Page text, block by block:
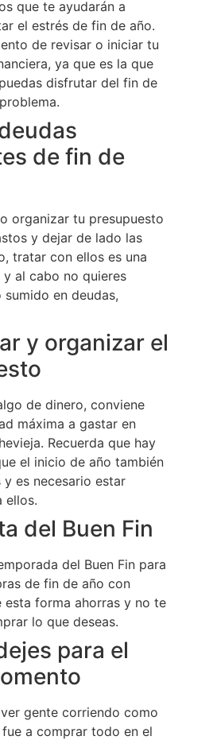
que te ayudarán a
el estrés de fin de año.
de revisar o iniciar tu
ya que es la que
disfrutar del fin de
de fin de
organizar tu presupuesto
y dejar de lado las
tratar con ellos es una
al cabo no quieres
en deudas,
y organizar el
de dinero, conviene
máxima a gastar en
Recuerda que hay
el inicio de año también
es necesario estar
ellos.
del Buen Fin
del Buen Fin para
de fin de año con
esta forma ahorras y no te
lo que deseas.
para el
gente corriendo como
a comprar todo en el